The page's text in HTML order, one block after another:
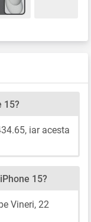
15?
iar acesta
15?
Vineri, 22